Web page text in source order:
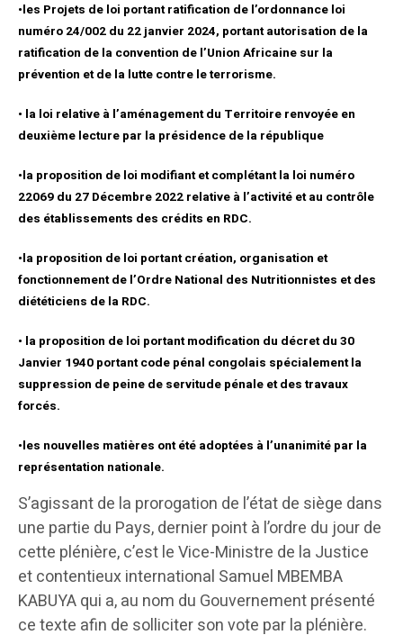
•les Projets de loi portant ratification de l’ordonnance loi
numéro 24/002 du 22 janvier 2024, portant autorisation de la
ratification de la convention de l’Union Africaine sur la
prévention et de la lutte contre le terrorisme.
• la loi relative à l’aménagement du Territoire renvoyée en
deuxième lecture par la présidence de la république
•la proposition de loi modifiant et complétant la loi numéro
22069 du 27 Décembre 2022 relative à l’activité et au contrôle
des établissements des crédits en RDC.
•la proposition de loi portant création, organisation et
fonctionnement de l’Ordre National des Nutritionnistes et des
diététiciens de la RDC.
• la proposition de loi portant modification du décret du 30
Janvier 1940 portant code pénal congolais spécialement la
suppression de peine de servitude pénale et des travaux
forcés.
•les nouvelles matières ont été adoptées à l’unanimité par la
représentation nationale.
S’agissant de la prorogation de l’état de siège dans
une partie du Pays, dernier point à l’ordre du jour de
cette plénière, c’est le Vice-Ministre de la Justice
et contentieux international Samuel MBEMBA
KABUYA qui a, au nom du Gouvernement présenté
ce texte afin de solliciter son vote par la plénière.